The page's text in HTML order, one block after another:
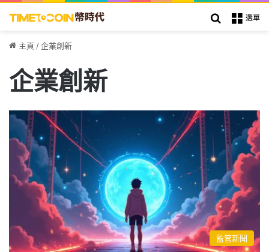
選單
搜索
主頁 /企業創新
企業創新
監管新聞